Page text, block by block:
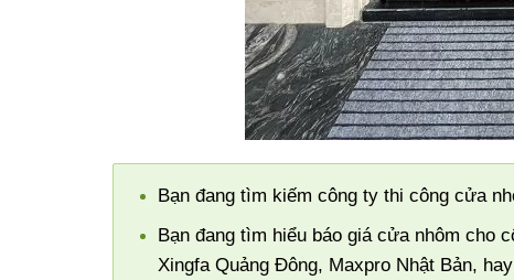
Bạn đang tìm kiếm công ty thi công cửa
Bạn đang tìm hiểu báo giá cửa nhôm cho
Xingfa Quảng Đông, Maxpro Nhật Bản,